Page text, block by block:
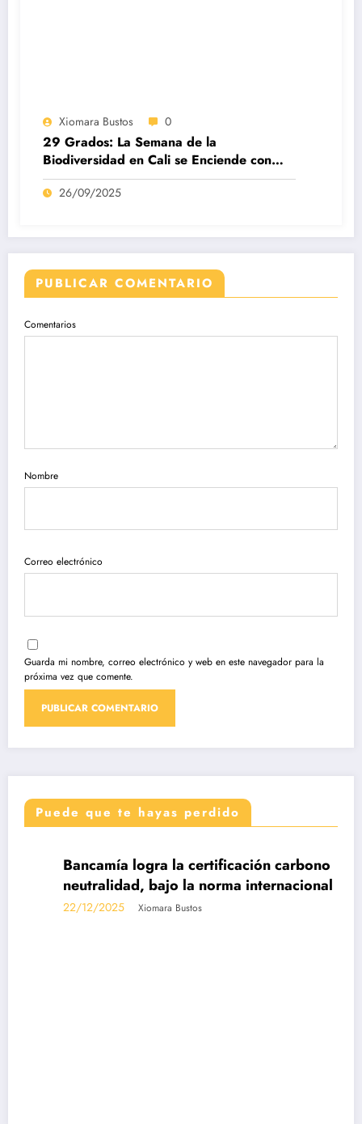
Xiomara Bustos 0
29 Grados: La Semana de la
Biodiversidad en Cali se Enciende con
Creatividad y Cultura
26/09/2025
PUBLICAR COMENTARIO
Comentarios
Nombre
Correo electrónico
Guarda mi nombre, correo electrónico y web en este navegador para la
próxima vez que comente.
Puede que te hayas perdido
DESTACADAS
Bancamía logra la certificación carbono
neutralidad, bajo la norma internacional ISO
14068-1
22/12/2025 Xiomara Bustos